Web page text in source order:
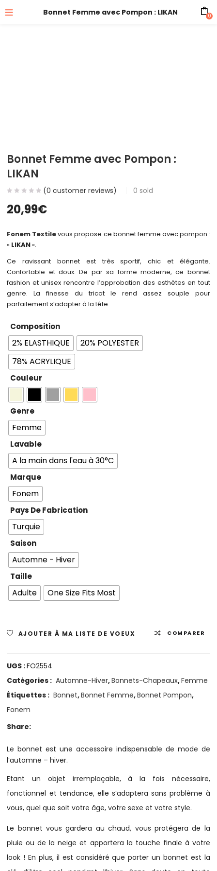
Bonnet Femme avec Pompon : LIKAN 0
Bonnet Femme avec Pompon :
LIKAN
(0 customer reviews) 0 sold
20,99€
Fonem Textilevous propose ce bonnet femme avec pompon :
« LIKAN ».
Ce ravissant bonnet est très sportif, chic et élégante.
Confortable et doux. De par sa forme moderne, ce bonnet
fashion et unisex rencontre l’approbation des esthètes en tout
genre. La finesse du tricot le rend assez souple pour
parfaitement s’adapter à la tête.
Composition
2% ELASTHIQUE
20% POLYESTER
78% ACRYLIQUE
Couleur
Genre
Femme
Lavable
A la main dans l'eau à 30°C
Marque
Fonem
Pays De Fabrication
Turquie
Saison
Automne - Hiver
Taille
Adulte One Size Fits Most
AJOUTER À MA LISTE DE VOEUX COMPARER
UGS :FO2554
Catégories : Automne-Hiver,Bonnets-Chapeaux,Femme
Étiquettes : Bonnet,Bonnet Femme,Bonnet Pompon,
Fonem
Share:
Le bonnet est une accessoire indispensable de mode de
l’automne – hiver.
Etant un objet irremplaçable, à la fois nécessaire,
fonctionnel et tendance, elle s’adaptera sans problème à
vous, quel que soit votre âge, votre sexe et votre style.
Le bonnet vous gardera au chaud, vous protégera de la
pluie ou de la neige et apportera la touche finale à votre
look ! En plus, il est considéré que porter un bonnet est la